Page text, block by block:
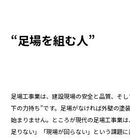
o
o
“足場を組む人”
足場工事業は、建設現場の安全と品質、そ
下の力持ち”です。足場がなければ外壁の塗
始まりません。ところが現代の足場工事業
足りない」「現場が回らない」という課題